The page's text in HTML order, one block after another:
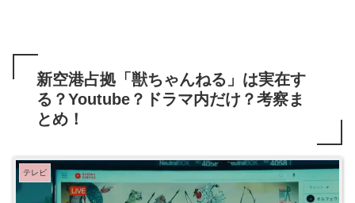
新空港占拠「獣ちゃんねる」は実在す
る？Youtube？ドラマ内だけ？考察ま
とめ！
テレビ